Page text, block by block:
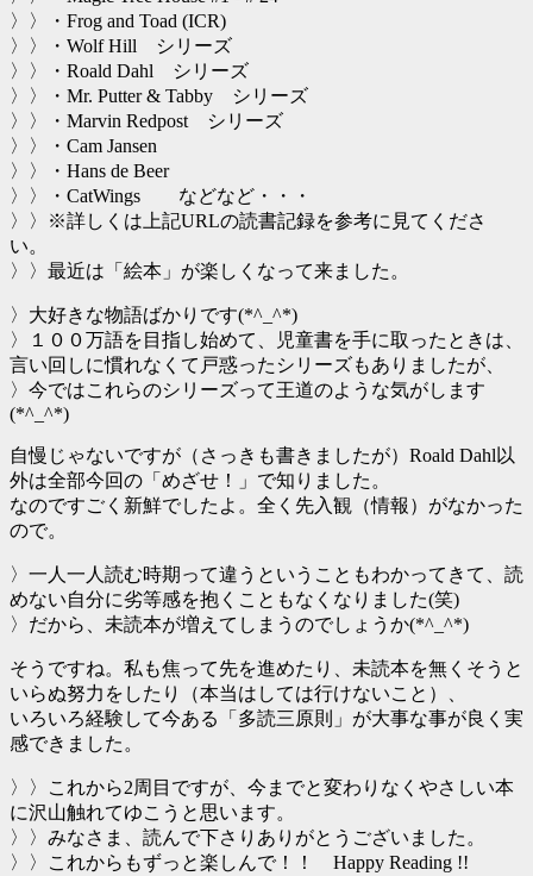
〉〉・Frog and Toad (ICR)
〉〉・Wolf Hill シリーズ
〉〉・Roald Dahl シリーズ
〉〉・Mr. Putter & Tabby シリーズ
〉〉・Marvin Redpost シリーズ
〉〉・Cam Jansen
〉〉・Hans de Beer
〉〉・CatWings などなど・・・
〉〉※詳しくは上記URLの読書記録を参考に見てくださ
い。
〉〉最近は「絵本」が楽しくなって来ました。
〉大好きな物語ばかりです(*^_^*)
〉１００万語を目指し始めて、児童書を手に取ったときは、
言い回しに慣れなくて戸惑ったシリーズもありましたが、
〉今ではこれらのシリーズって王道のような気がします
(*^_^*)
自慢じゃないですが（さっきも書きましたが）Roald Dahl以
外は全部今回の「めざせ！」で知りました。
なのですごく新鮮でしたよ。全く先入観（情報）がなかった
ので。
〉一人一人読む時期って違うということもわかってきて、読
めない自分に劣等感を抱くこともなくなりました(笑)
〉だから、未読本が増えてしまうのでしょうか(*^_^*)
そうですね。私も焦って先を進めたり、未読本を無くそうと
いらぬ努力をしたり（本当はしては行けないこと）、
いろいろ経験して今ある「多読三原則」が大事な事が良く実
感できました。
〉〉これから2周目ですが、今までと変わりなくやさしい本
に沢山触れてゆこうと思います。
〉〉みなさま、読んで下さりありがとうございました。
〉〉これからもずっと楽しんで！！ Happy Reading !!